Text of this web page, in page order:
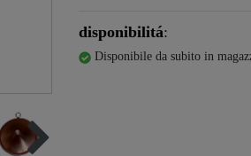
disponibilitá:
Disponibile da subito in